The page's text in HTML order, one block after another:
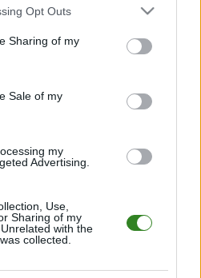
app uses one or more Google
behaviour. You may click to
and its third-party tags to
purposes in below Google
Opt Outs
Sharing of my
Sale of my
my
Advertising.
Use,
Sharing of my
with the
collected.
i najbliższe mecze
i być na bieżąco z Mistrzostwami